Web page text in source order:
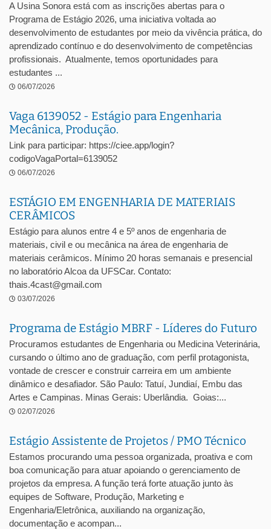
A Usina Sonora está com as inscrições abertas para o
Programa de Estágio 2026, uma iniciativa voltada ao
desenvolvimento de estudantes por meio da vivência prática, do
aprendizado contínuo e do desenvolvimento de competências
profissionais. Atualmente, temos oportunidades para
estudantes ...
06/07/2026
Vaga 6139052 - Estágio para Engenharia
Mecânica, Produção.
Link para participar: https://ciee.app/login?
codigoVagaPortal=6139052
06/07/2026
ESTÁGIO EM ENGENHARIA DE MATERIAIS
CERÂMICOS
Estágio para alunos entre 4 e 5º anos de engenharia de
materiais, civil e ou mecânica na área de engenharia de
materiais cerâmicos. Mínimo 20 horas semanais e presencial
no laboratório Alcoa da UFSCar. Contato:
thais.4cast@gmail.com
03/07/2026
Programa de Estágio MBRF - Líderes do Futuro
Procuramos estudantes de Engenharia ou Medicina Veterinária,
cursando o último ano de graduação, com perfil protagonista,
vontade de crescer e construir carreira em um ambiente
dinâmico e desafiador. São Paulo: Tatuí, Jundiaí, Embu das
Artes e Campinas. Minas Gerais: Uberlândia. Goias:...
02/07/2026
Estágio Assistente de Projetos / PMO Técnico
Estamos procurando uma pessoa organizada, proativa e com
boa comunicação para atuar apoiando o gerenciamento de
projetos da empresa. A função terá forte atuação junto às
equipes de Software, Produção, Marketing e
Engenharia/Eletrônica, auxiliando na organização,
documentação e acompan...